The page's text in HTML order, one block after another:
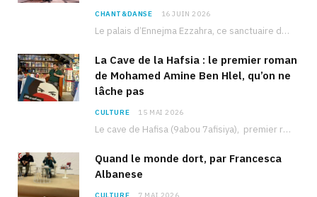
CHANT&DANSE 16 JUIN 2026
Le palais d’Ennejma Ezzahra, ce sanctuaire de la musique tunisienne et méditerranéenne construit par le…
La Cave de la Hafsia : le premier roman
de Mohamed Amine Ben Hlel, qu’on ne
lâche pas
CULTURE 15 MAI 2026
Le cave de Hafisa (9abou 7afisiya), premier roman du journaliste tunisien Mohamed Amine Ben Hlel,…
Quand le monde dort, par Francesca
Albanese
CULTURE 7 MAI 2026